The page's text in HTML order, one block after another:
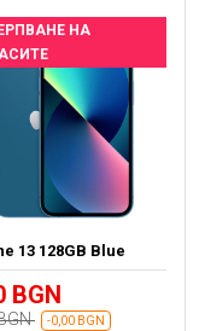
НА
13 128GB Blue
BGN
-0,00 BGN